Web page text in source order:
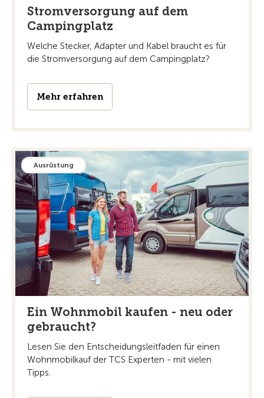
Stromversorgung auf dem
Campingplatz
Welche Stecker, Adapter und Kabel braucht es für
die Stromversorgung auf dem Campingplatz?
Mehr erfahren
Ausrüstung
Ein Wohnmobil kaufen - neu oder
gebraucht?
Lesen Sie den Entscheidungsleitfaden für einen
Wohnmobilkauf der TCS Experten - mit vielen
Tipps.